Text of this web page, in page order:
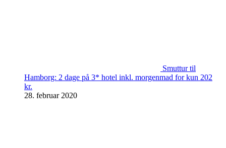
Smuttur til
Hamborg: 2 dage på 3* hotel inkl. morgenmad for kun 202
kr.
28. februar 2020